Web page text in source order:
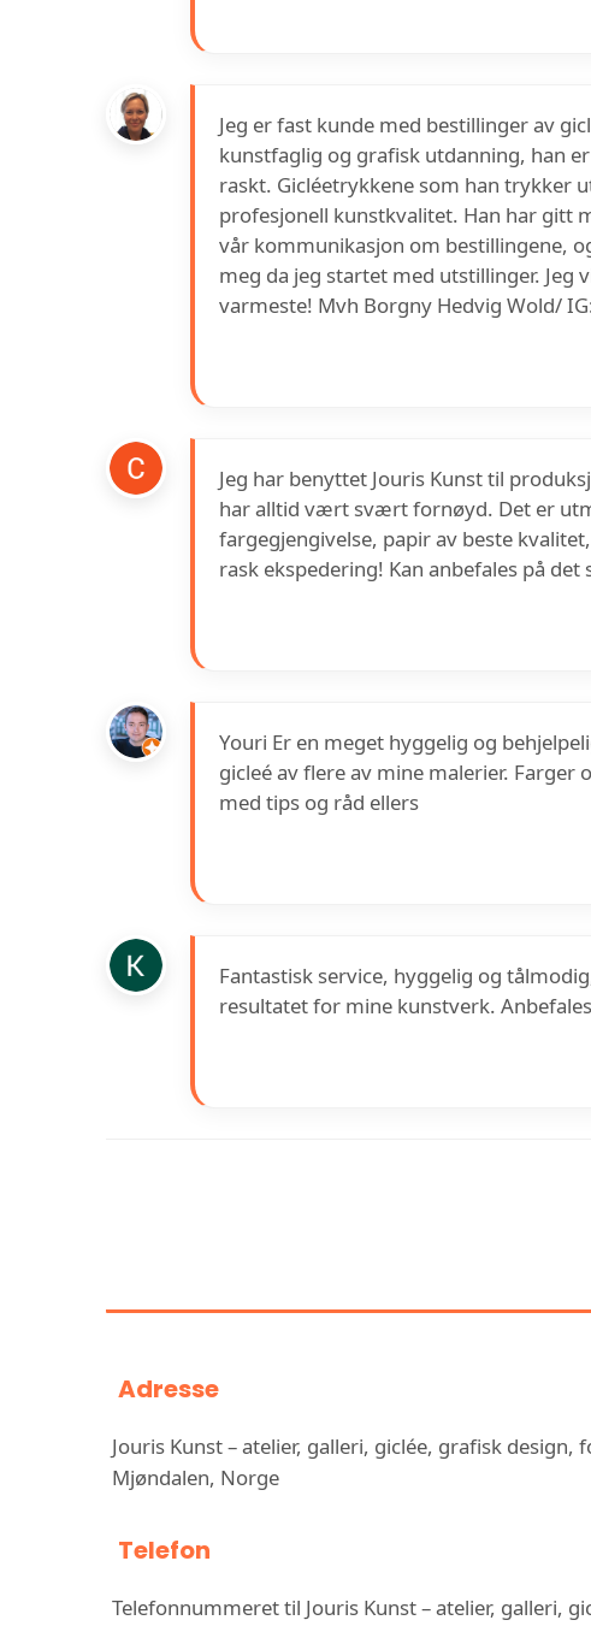
Jeg er fast kunde med bestillinger av
kunstfaglig og grafisk utdanning, han
raskt. Gicléetrykkene som han trykker
profesjonell kunstkvalitet. Han har gitt
vår kommunikasjon om bestillingene,
meg da jeg startet med utstillinger. Jeg
varmeste! Mvh Borgny Hedvig Wold/
Jeg har benyttet Jouris Kunst til
har alltid vært svært fornøyd. Det er
fargegjengivelse, papir av beste
rask ekspedering! Kan anbefales på det
Youri Er en meget hyggelig og
gicleé av flere av mine malerier. Farger
med tips og råd ellers
Fantastisk service, hyggelig og
resultatet for mine kunstverk.
Adresse
Jouris Kunst – atelier, galleri, giclée, grafisk
Mjøndalen, Norge
Telefon
Telefonnummeret til Jouris Kunst – atelier, galleri,